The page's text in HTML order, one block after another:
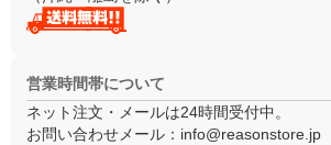
営業時間帯について
ネット注文・メールは24時間受付中。
お問い合わせメール： info@reasonstore.jp